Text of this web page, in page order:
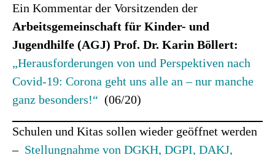
Ein Kommentar der Vorsitzenden der
Arbeitsgemeinschaft für Kinder- und
Jugendhilfe (AGJ) Prof. Dr. Karin Böllert:
„Herausforderungen von und Perspektiven nach
Covid-19: Corona geht uns alle an – nur manche
ganz besonders!“ (06/20)
Schulen und Kitas sollen wieder geöffnet werden
– Stellungnahme von DGKH, DGPI, DAKJ,